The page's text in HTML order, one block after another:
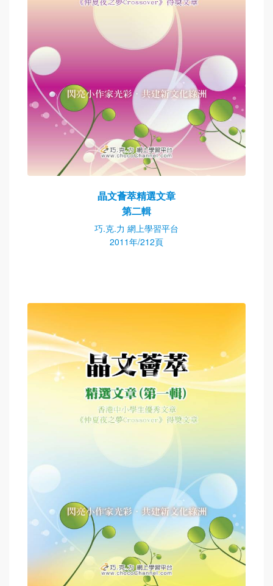
晶文薈萃精選文章
第二輯
巧.克.力 網上學習平台
2011年/212頁